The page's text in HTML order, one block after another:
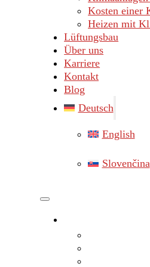
Kosten einer
Heizen mit
Lüftungsbau
Über uns
Karriere
Kontakt
Blog
Deutsch
English
Slovenčina